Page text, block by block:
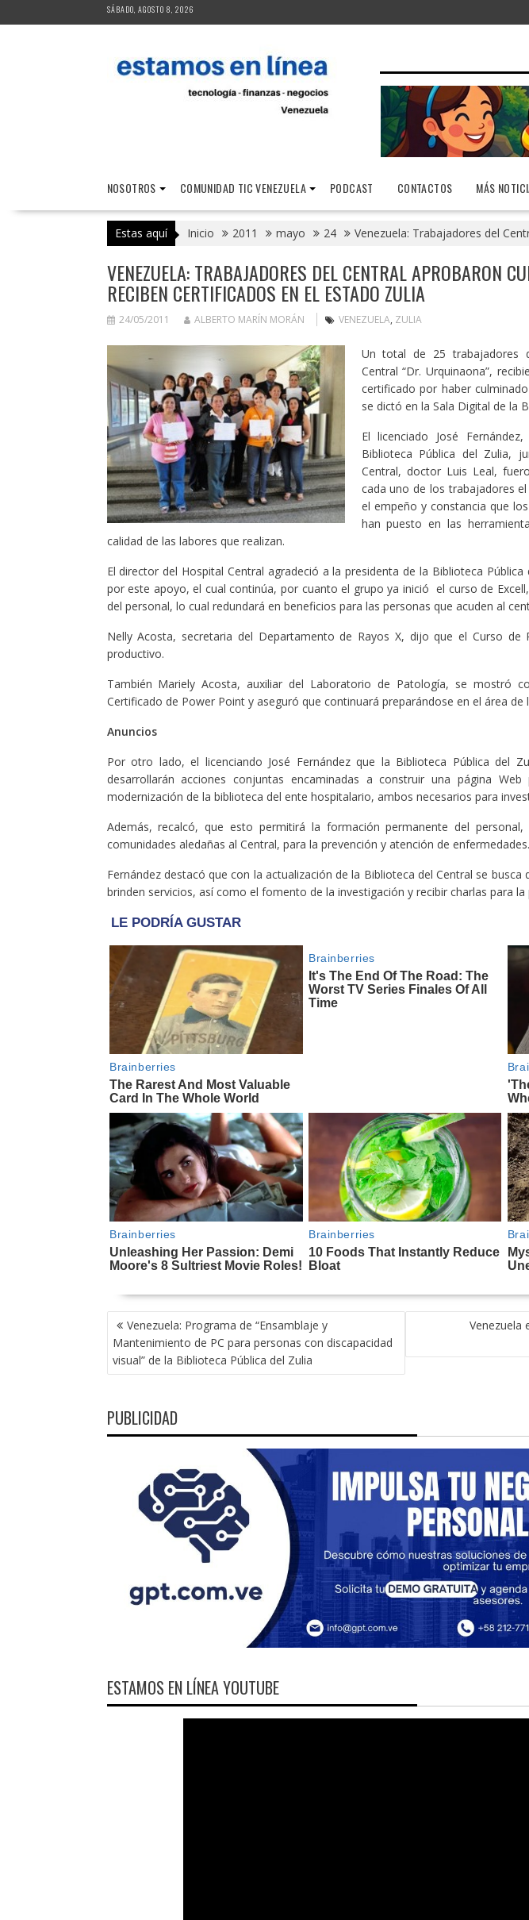
al
SÁBADO, AGOSTO 8, 2026
NOSOTROS COMUNIDAD TIC VENEZUELA PODCAST CONTACTOS MÁS
Estas aquí Inicio 2011 mayo 24 Venezuela: Trabajadores del
VENEZUELA: TRABAJADORES DEL CENTRAL APROBARON
RECIBEN CERTIFICADOS EN EL ESTADO ZULIA
24/05/2011 ALBERTO MARÍN MORÁN VENEZUELA, ZULIA
Un total de 25 trabajadores
Central “Dr. Urquinaona”,
certificado por haber
se dictó en la Sala Digital de la
El licenciado José
Biblioteca Pública del Zulia,
Central, doctor Luis Leal,
cada uno de los trabajadores
el empeño y constancia que
han puesto en las
calidad de las labores que realizan.
El director del Hospital Central agradeció a la presidenta de la Biblioteca Pública
por este apoyo, el cual continúa, por cuanto el grupo ya inició el curso de
del personal, lo cual redundará en beneficios para las personas que acuden al
Nelly Acosta, secretaria del Departamento de Rayos X, dijo que el Curso
productivo.
También Mariely Acosta, auxiliar del Laboratorio de Patología, se mostró
Certificado de Power Point y aseguró que continuará preparándose en el área de
Anuncios
Por otro lado, el licenciando José Fernández que la Biblioteca Pública del
desarrollarán acciones conjuntas encaminadas a construir una página
modernización de la biblioteca del ente hospitalario, ambos necesarios para
Además, recalcó, que esto permitirá la formación permanente del
comunidades aledañas al Central, para la prevención y atención de enfermedades.
Fernández destacó que con la actualización de la Biblioteca del Central se
brinden servicios, así como el fomento de la investigación y recibir charlas para
NAVEGACIÓN
DE
ENTRADAS
Venezuela: Programa de “Ensamblaje y
Mantenimiento de PC para personas con discapacidad
visual” de la Biblioteca Pública del Zulia
Venezuela
PUBLICIDAD
ESTAMOS EN LÍNEA YOUTUBE